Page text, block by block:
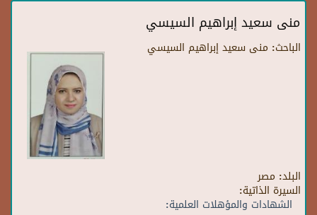
منی سعید إبراهيم السيسي
الباحث: منی سعید إبراهيم السيسي
البلد: مصر
السيرة الذاتية:
الشهادات والمؤهلات العلمية: